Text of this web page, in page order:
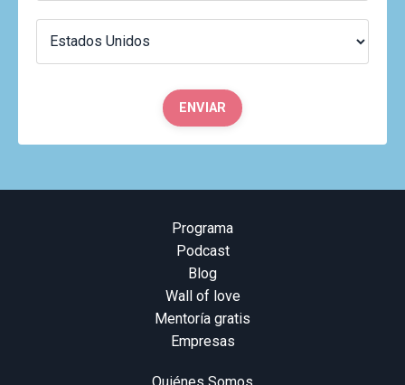
ENVIAR
Programa
Podcast
Blog
Wall of love
Mentoría gratis
Empresas